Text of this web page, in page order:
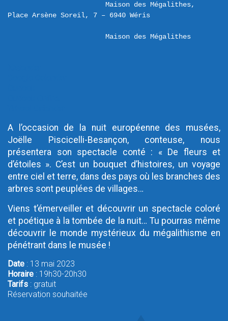
Maison des Mégalithes,
Maison des Mégalithes
A l’occasion de la nuit européenne des musées,
Joëlle Piscicelli-Besançon, conteuse, nous
présentera son spectacle conté : « De fleurs et
d’étoiles ». C’est un bouquet d’histoires, un voyage
entre ciel et terre, dans des pays où les branches des
arbres sont peuplées de villages…
Viens t’émerveiller et découvrir un spectacle coloré
et poétique à la tombée de la nuit… Tu pourras même
découvrir le monde mystérieux du mégalithisme en
pénétrant dans le musée !
Date : 13 mai 2023
Horaire : 19h30-20h30
Tarifs : gratuit
Réservation souhaitée